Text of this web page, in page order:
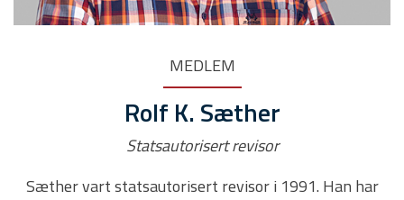
MEDLEM
Rolf K. Sæther
Statsautorisert revisor
Sæther vart statsautorisert revisor i 1991. Han har